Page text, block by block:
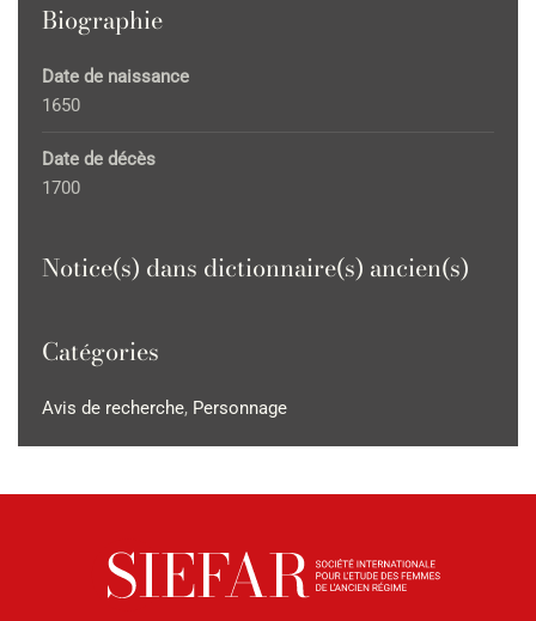
Biographie
Date de naissance
1650
Date de décès
1700
Notice(s) dans dictionnaire(s) ancien(s)
Catégories
Avis de recherche, Personnage